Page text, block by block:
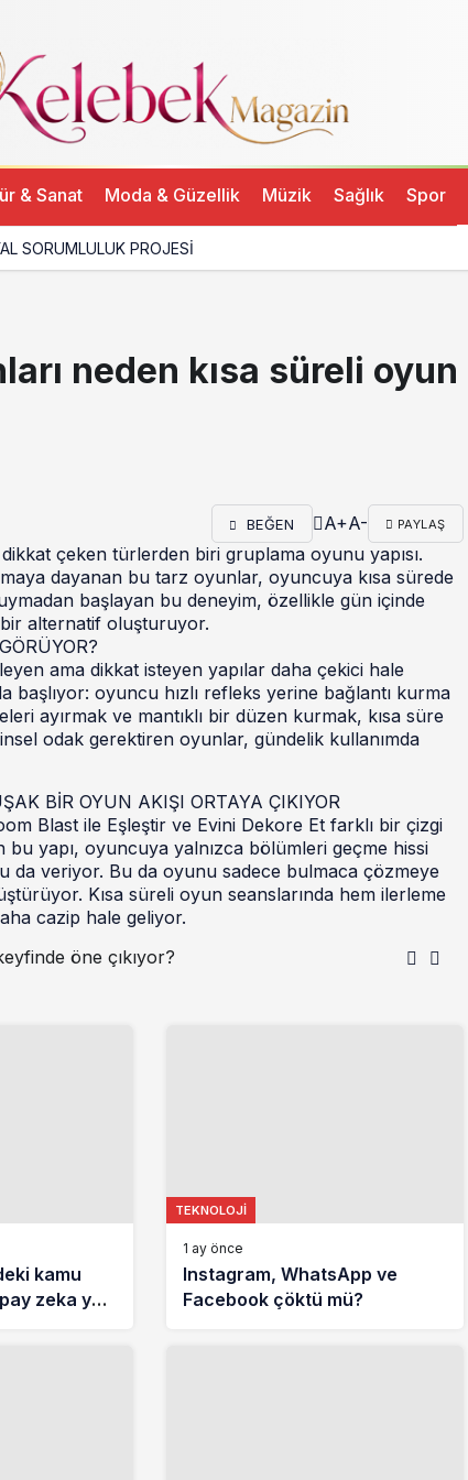
& Sanat Moda & Güzellik Müzik Sağlık Spor
SORUMLULUK PROJESİ
neden kısa süreli oyun
BEĞEN A+A- PAYLAŞ
çeken türlerden biri gruplama oyunu yapısı.
dayanan bu tarz oyunlar, oyuncuya kısa sürede
başlayan bu deneyim, özellikle gün içinde
alternatif oluşturuyor.
ama dikkat isteyen yapılar daha çekici hale
oyuncu hızlı refleks yerine bağlantı kurma
ayırmak ve mantıklı bir düzen kurmak, kısa süre
odak gerektiren oyunlar, gündelik kullanımda
BİR OYUN AKIŞI ORTAYA ÇIKIYOR
Blast ile Eşleştir ve Evini Dekore Et farklı bir çizgi
yapı, oyuncuya yalnızca bölümleri geçme hissi
da veriyor. Bu da oyunu sadece bulmaca çözmeye
Kısa süreli oyun seanslarında hem ilerleme
cazip hale geliyor.
öne çıkıyor?
kamu
zeka yol
TEKNOLOJI
1 ay önce
Instagram, WhatsApp ve
Facebook çöktü mü?